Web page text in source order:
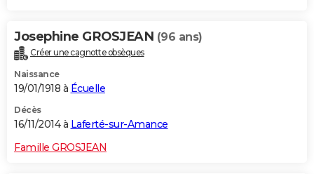
Josephine GROSJEAN (96 ans)
Créer une cagnotte obsèques
Naissance
19/01/1918 à Écuelle
Décès
16/11/2014 à Laferté-sur-Amance
Famille GROSJEAN